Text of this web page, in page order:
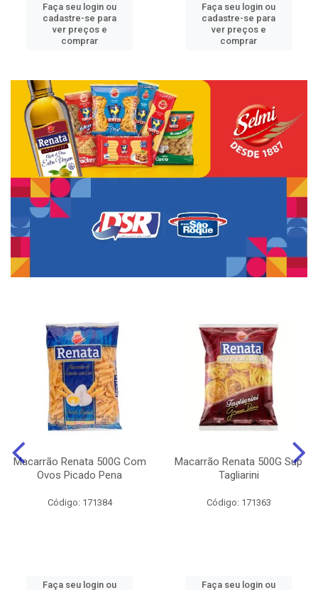
Faça seu login ou
cadastre-se para
ver preços e
comprar
Faça seu login ou
cadastre-se para
ver preços e
comprar
Macarrão Renata 500G Com
Ovos Picado Pena
Código: 171384
Faça seu login ou
Macarrão Renata 500G Sup
Tagliarini
Código: 171363
Faça seu login ou